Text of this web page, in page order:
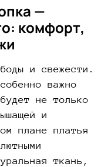
—
комфорт,
и свежести.
важно
не только
и
плане платья
ткань,